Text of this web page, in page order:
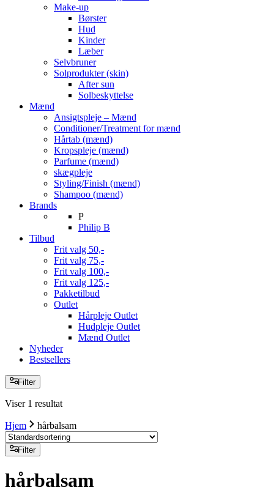
Make-up
Børster
Hud
Kinder
Læber
Selvbruner
Solprodukter (skin)
After sun
Solbeskyttelse
Mænd
Ansigtspleje – Mænd
Conditioner/Treatment for mænd
Hårtab (mænd)
Kropspleje (mænd)
Parfume (mænd)
skægpleje
Styling/Finish (mænd)
Shampoo (mænd)
Brands
P
Philip B
Tilbud
Frit valg 50,-
Frit valg 75,-
Frit valg 100,-
Frit valg 125,-
Pakketilbud
Outlet
Hårpleje Outlet
Hudpleje Outlet
Mænd Outlet
Nyheder
Bestsellers
Filter
Viser 1 resultat
Hjem hårbalsam
Filter
hårbalsam